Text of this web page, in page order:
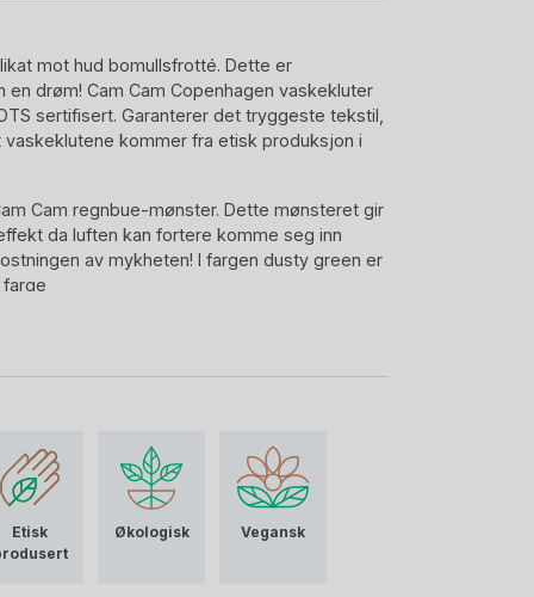
mot hud bomullsfrotté. Dette er
drøm! Cam Cam Copenhagen vaskekluter
sertifisert. Garanterer det tryggeste tekstil,
kommer fra etisk produksjon i
Cam regnbue-mønster. Dette mønsteret gir
da luften kan fortere komme seg inn
av mykheten! I fargen dusty green er
30×30 cm.
Etisk
Økologisk Vegansk